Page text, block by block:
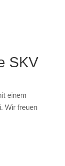
SKV
einem
Wir freuen